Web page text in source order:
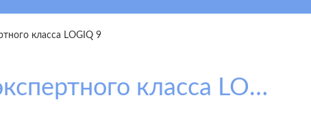
класса LOGIQ 9
Цифровой универсальный ультразвуковой сканер экспертного класса LOGIQ 9